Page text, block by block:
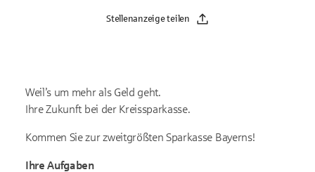
Stellenanzeige teilen
Weil’s um mehr als Geld geht.
Ihre Zukunft bei der Kreissparkasse.
Kommen Sie zur zweitgrößten Sparkasse Bayerns!
Ihre Aufgaben